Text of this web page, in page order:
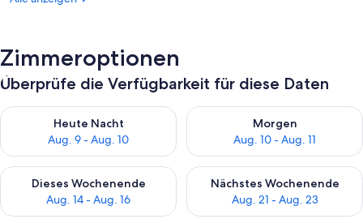
Zimmeroptionen
Überprüfe die Verfügbarkeit für diese Daten
Heute Nacht
Aug. 9 - Aug. 10
Überprüfe die Verfügbarkeit für heute Nacht, Aug. 9 - Aug.
Morgen
Aug. 10 - Aug. 11
Überprüfe die Verfügbarkeit
Dieses Wochenende
Aug. 14 - Aug. 16
Überprüfe die Verfügbarkeit für dieses Wochenende, Aug. 14
Nächstes Wochenende
Aug. 21 - Aug. 23
Überprüfe die Verfügbarkeit